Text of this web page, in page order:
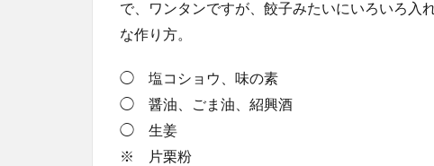
で、ワンタンですが、餃子みたいにいろいろ入
な作り方。
◯ 塩コショウ、味の素
◯ 醤油、ごま油、紹興酒
◯ 生姜
※ 片栗粉